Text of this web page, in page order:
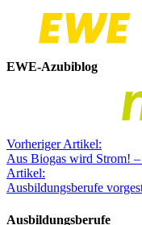
EWE-Azubiblog
Vorheriger Artikel:
Aus Biogas wird Strom!
Artikel:
Ausbildungsberufe
Ausbildungsberufe